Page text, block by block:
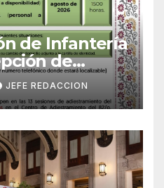
de Infantería
de
obtener La
Militar
JEFE REDACCION